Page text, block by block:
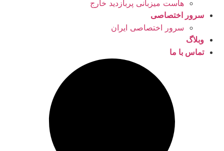
هاست میزبانی پربازدید خارج
سرور اختصاصی
سرور اختصاصی ایران
وبلاگ
تماس با ما